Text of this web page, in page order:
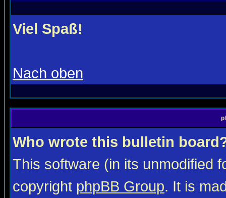
Viel Spaß!
Nach oben
Who wrote this bulletin
This software (in its unmodified
copyright phpBB Group. It is